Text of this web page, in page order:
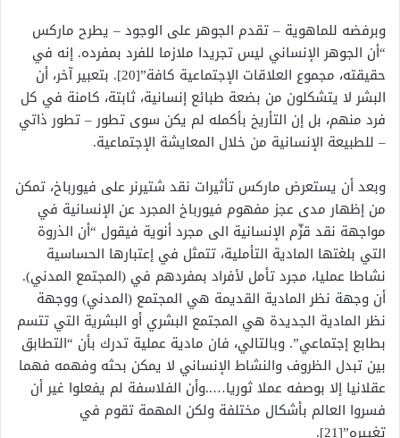
وبرفضه للماهوية – تقدم الجوهر على الوجود – يطرح ماركس
“أن الجوهر الإنساني ليس تجريدا ملازما للفرد بمفرده. إنه في
حقيقته، مجموع العلاقات الإجتماعية كافة”[20]. بتعبير آخر، أن
البشر لا يتشكلون من بضعة طبائع إنسانية، ثابتة، كامنة في كل
فرد منهم، بل إن التأريخ بأكمله لم يكن سوى تطور – تطور ذاتي
– للطبيعة الإنسانية من خلال المعايشة الإجتماعية.
وبعد أن يستعرض ماركس تأثيرات نقد شتيرنر على فيورباخ، تمكن
من إظهار مدى عجز مفهوم فيورباخ المجرد عن الإنسانية في
مواجهة نقد قزّم الإنسانية الى مجرد أنوية فيقول “أن الذروة
التي بلغتها المادية التأملية، تتمثل في إعتبارها الحساسية
نشاطا عمليا، مجرد تأمل لأفراد بمفردهم في (المجتمع المدني).
أن وجهة نظر المادية القديمة هي المجتمع (المدني) ووجهة
نظر المادية الجديدة هي المجتمع البشري أو البشرية التي تتسم
بطابع إجتماعي”. وبالتالي، فان مادية عملية تدرك بأن “التطابق
بين تبدل الظروف والنشاط الإنساني لا يمكن بحثه وفهمه فهما
عقلانيا إلا بوصفه عملا ثوريا…..وأن الفلاسفة لم يفعلوا غير أن
فسروا العالم بأشكال مختلفة ولكن المهمة تقوم في